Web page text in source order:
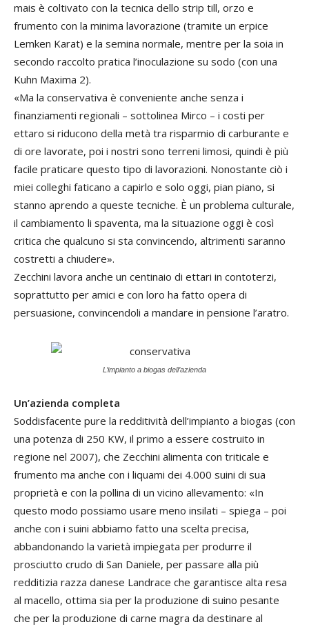
mais è coltivato con la tecnica dello strip till, orzo e
frumento con la minima lavorazione (tramite un erpice
Lemken Karat) e la semina normale, mentre per la soia in
secondo raccolto pratica l’inoculazione su sodo (con una
Kuhn Maxima 2).
«Ma la conservativa è conveniente anche senza i
finanziamenti regionali – sottolinea Mirco – i costi per
ettaro si riducono della metà tra risparmio di carburante e
di ore lavorate, poi i nostri sono terreni limosi, quindi è più
facile praticare questo tipo di lavorazioni. Nonostante ciò i
miei colleghi faticano a capirlo e solo oggi, pian piano, si
stanno aprendo a queste tecniche. È un problema culturale,
il cambiamento li spaventa, ma la situazione oggi è così
critica che qualcuno si sta convincendo, altrimenti saranno
costretti a chiudere».
Zecchini lavora anche un centinaio di ettari in contoterzi,
soprattutto per amici e con loro ha fatto opera di
persuasione, convincendoli a mandare in pensione l’aratro.
L’impianto a biogas dell’azienda
Un’azienda completa
Soddisfacente pure la redditività dell’impianto a biogas (con
una potenza di 250 KW, il primo a essere costruito in
regione nel 2007), che Zecchini alimenta con triticale e
frumento ma anche con i liquami dei 4.000 suini di sua
proprietà e con la pollina di un vicino allevamento: «In
questo modo possiamo usare meno insilati – spiega – poi
anche con i suini abbiamo fatto una scelta precisa,
abbandonando la varietà impiegata per produrre il
prosciutto crudo di San Daniele, per passare alla più
redditizia razza danese Landrace che garantisce alta resa
al macello, ottima sia per la produzione di suino pesante
che per la produzione di carne magra da destinare al